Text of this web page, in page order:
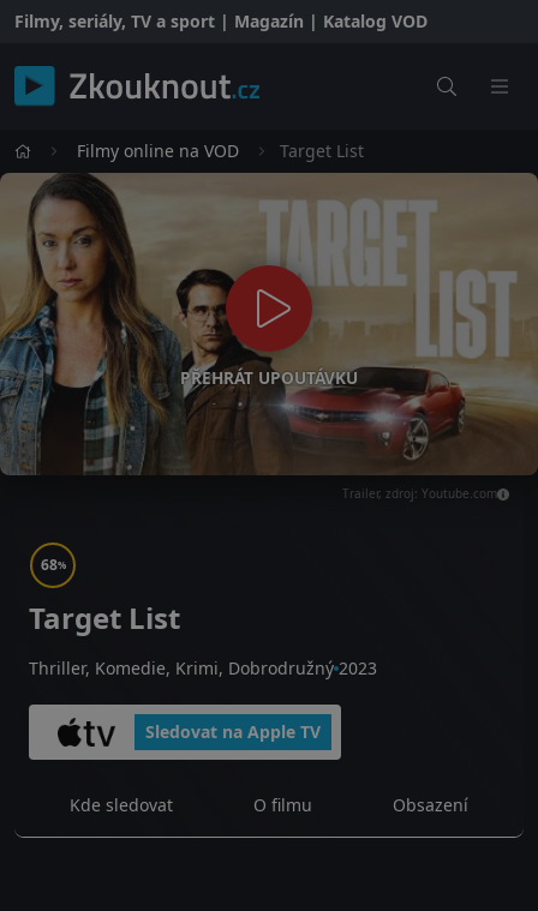
Filmy, seriály, TV a sport | Magazín | Katalog VOD
Filmy online na VOD Target List
PŘEHRÁT UPOUTÁVKU
Trailer, zdroj: Youtube.com
68%
Target List
Thriller, Komedie, Krimi, Dobrodružný 2023
Sledovat na Apple TV
Kde sledovat O filmu Obsazení